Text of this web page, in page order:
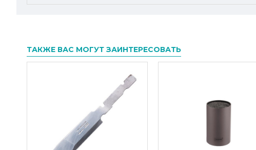
ТАКЖЕ ВАС МОГУТ ЗАИНТЕРЕСОВАТЬ